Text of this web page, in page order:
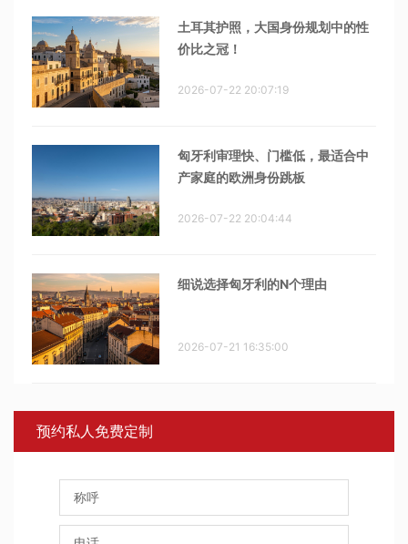
土耳其护照，大国身份规划中的性
价比之冠！
2026-07-22 20:07:19
匈牙利审理快、门槛低，最适合中
产家庭的欧洲身份跳板
2026-07-22 20:04:44
细说选择匈牙利的N个理由
2026-07-21 16:35:00
预约私人免费定制